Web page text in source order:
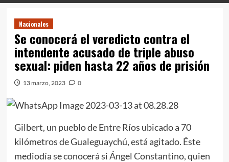
Nacionales
Se conocerá el veredicto contra el
intendente acusado de triple abuso
sexual: piden hasta 22 años de prisión
13 marzo, 2023 0
Gilbert, un pueblo de Entre Ríos ubicado a 70
kilómetros de Gualeguaychú, está agitado. Éste
mediodía se conocerá si Ángel Constantino, quien